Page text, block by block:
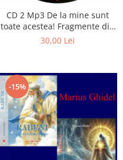
CD 2 Mp3 De la mine sunt
toate acestea! Fragmente din
cărțile lui Marius Ghidel
30,00 Lei
-15%